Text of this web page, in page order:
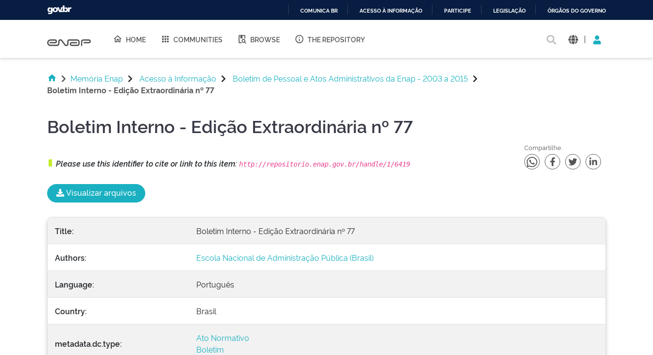
O
COMUNICA BR ACESSO À INFORMAÇÃO PARTICIPE LEGISLAÇÃO ÓRGÃOS DO GOVERNO
HOME COMMUNITIES BROWSE THE REPOSITORY |
Memória Enap Acesso à Informação
Boletim de Pessoal e Atos Administrativos da Enap - 2003 a 2015
Boletim Interno - Edição Extraordinária nº 77
Boletim Interno - Edição Extraordinária nº 77
Please use this identifier to cite or link to this item: http://repositorio.enap.gov.br/handle/1/6419
Compartilhe:
Visualizar arquivos
Title: Boletim Interno - Edição Extraordinária nº 77
Authors: Escola Nacional de Administração Pública (Brasil)
Language: Português
Country: Brasil
metadata.dc.type:
Ato Normativo
Boletim